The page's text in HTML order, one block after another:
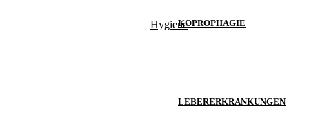
KOPROPHAGIE
LEBERERKRANKUNGEN
Hygiene